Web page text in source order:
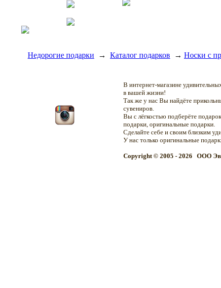
Недорогие подарки → Каталог подарков → Носки с
В интернет-магазине
в вашей жизни!
Так же у нас Вы найдёте
сувениров.
Вы с лёгкостью подберёте
подарки, оригинальные подарки.
Сделайте себе и своим близким
У нас только оригинальные
Copyright © 2005 - 2026 OOO